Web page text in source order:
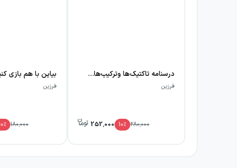
درسنامه تاکتیک‌ها وترکیب‌های شطرنج برای کودکان و نوجوانان
فرزین
280,000
10٪ 252,000
بیاین با هم بازی
فرزین
180,000 ٪